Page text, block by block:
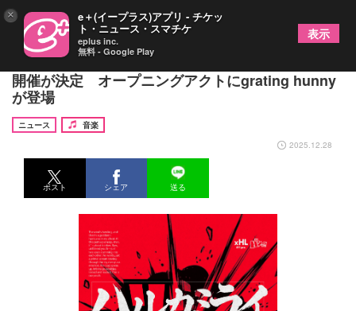
ハルカミライ×w.o.d.の対バンイベント『バンッ!!』
開催が決定 オープニングアクトにgrating hunny
が登場
ニュース
音楽
2025.12.28
ポスト シェア 送る
× e＋(イープラス)アプリ - チケッ
ト・ニュース・スマチケ
eplus inc.
無料 - Google Play
表示